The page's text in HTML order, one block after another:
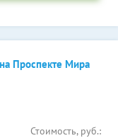
Проспекте Мира
Стоимость, руб.: